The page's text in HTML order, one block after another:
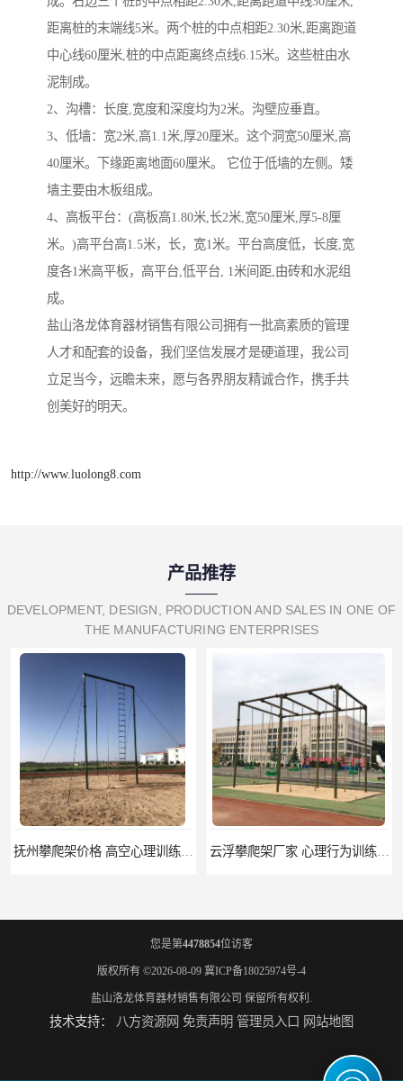
距离桩的末端线5米。两个桩的中点相距2.30米,距离跑道
中心线60厘米,桩的中点距离终点线6.15米。这些桩由水
泥制成。
2、沟槽：长度,宽度和深度均为2米。沟壁应垂直。
3、低墙：宽2米,高1.1米,厚20厘米。这个洞宽50厘米,高
40厘米。下缘距离地面60厘米。 它位于低墙的左侧。矮
墙主要由木板组成。
4、高板平台：(高板高1.80米,长2米,宽50厘米,厚5-8厘
米。)高平台高1.5米，长，宽1米。平台高度低，长度,宽
度各1米高平板，高平台,低平台, 1米间距,由砖和水泥组
成。
盐山洛龙体育器材销售有限公司拥有一批高素质的管理
人才和配套的设备，我们坚信发展才是硬道理，我公司
立足当今，远瞻未来，愿与各界朋友精诚合作，携手共
创美好的明天。
http://www.luolong8.com
产品推荐
DEVELOPMENT, DESIGN, PRODUCTION AND SALES IN ONE OF
THE MANUFACTURING ENTERPRISES
濮阳攀爬架价格 训练攀爬架 批发价格 宁德攀爬架参数 爬绳架 量大优惠
您是第4478854位访客
版权所有 ©2026-08-09 冀ICP备18025974号-4
盐山洛龙体育器材销售有限公司 保留所有权利.
技术支持： 八方资源网 免责声明 管理员入口 网站地图